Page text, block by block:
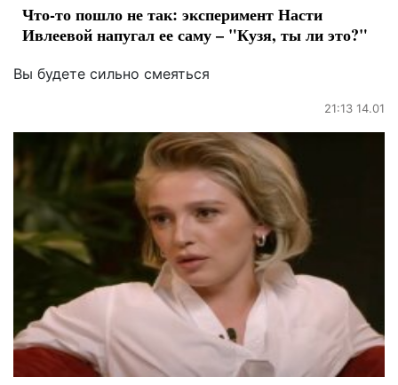
Что-то пошло не так: эксперимент Насти
Ивлеевой напугал ее саму – "Кузя, ты ли это?"
Вы будете сильно смеяться
21:13 14.01